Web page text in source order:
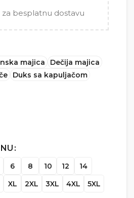
za besplatnu dostavu
majica
Dečija majica
Duks sa kapuljačom
6 8 10 12
14
XL 2XL 3XL 4XL 5XL